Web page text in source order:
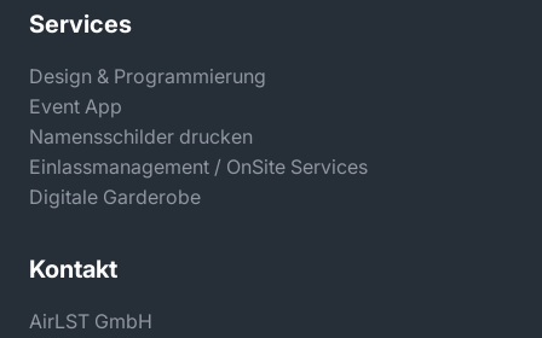
Services
Design & Programmierung
Event App
Namensschilder drucken
Einlassmanagement / OnSite Services
Digitale Garderobe
Kontakt
AirLST GmbH